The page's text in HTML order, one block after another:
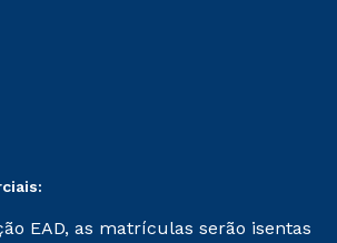
EAD, as matrículas serão isentas